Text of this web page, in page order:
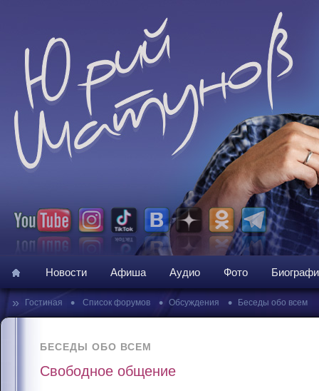
Новости Афиша Аудио Фото
» Гостиная • Список форумов • Обсуждения • Беседы обо всем
БЕСЕДЫ ОБО ВСЕМ
Свободное общение